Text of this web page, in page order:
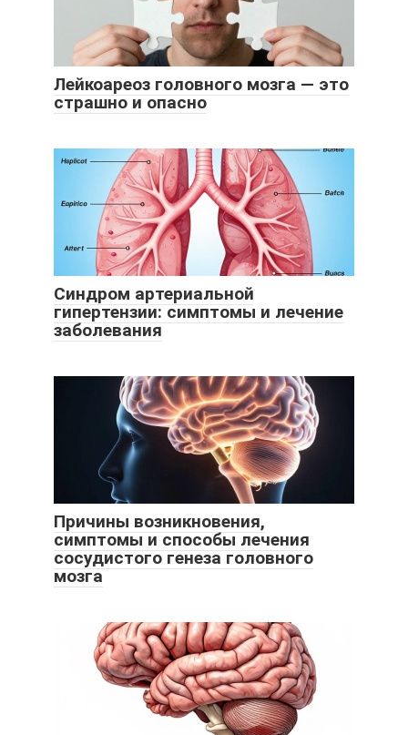
Лейкоареоз головного мозга — это
страшно и опасно
Синдром артериальной
гипертензии: симптомы и лечение
заболевания
Причины возникновения,
симптомы и способы лечения
сосудистого генеза головного
мозга